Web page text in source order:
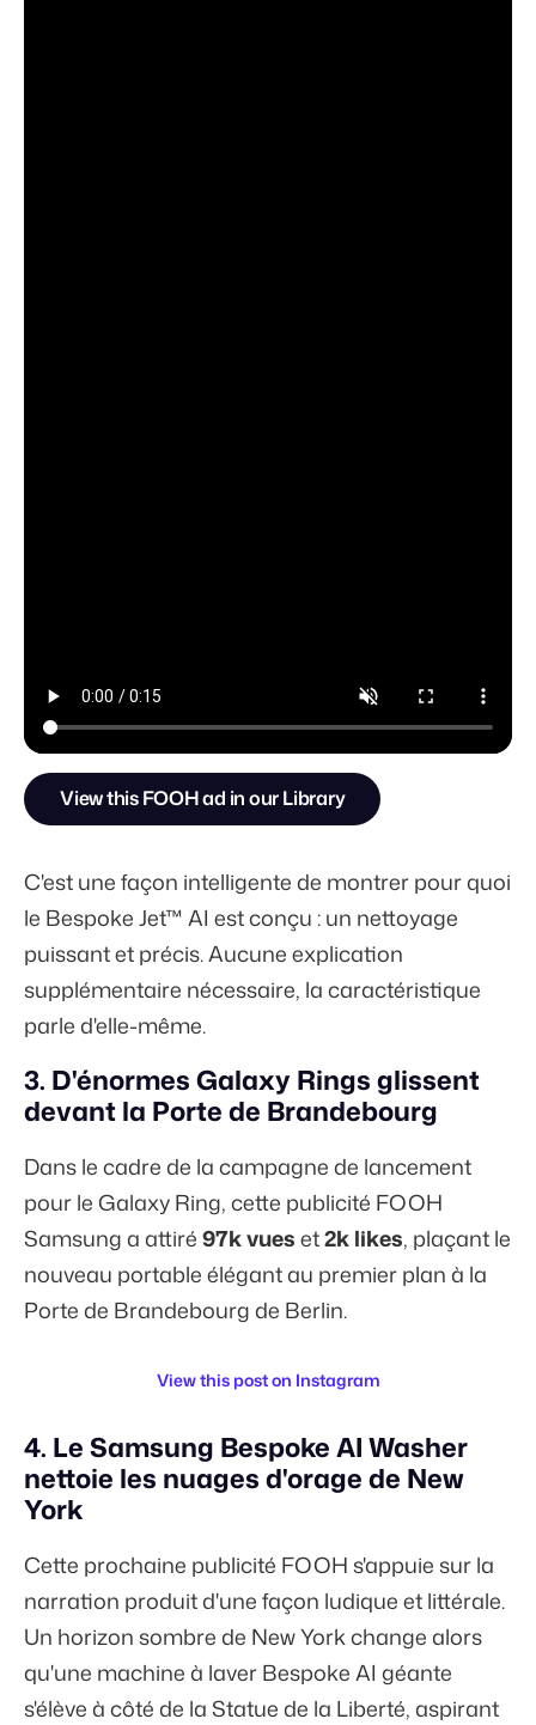
View this FOOH ad in our Library
C'est une façon intelligente de montrer pour quoi
le Bespoke Jet™ AI est conçu : un nettoyage
puissant et précis. Aucune explication
supplémentaire nécessaire, la caractéristique
parle d'elle-même.
3. D'énormes Galaxy Rings glissent
devant la Porte de Brandebourg
Dans le cadre de la campagne de lancement
pour le Galaxy Ring, cette publicité FOOH
Samsung a attiré97k vueset2k likes, plaçant le
nouveau portable élégant au premier plan à la
Porte de Brandebourg de Berlin.
View this post on Instagram
4. Le Samsung Bespoke AI Washer
nettoie les nuages d'orage de New
York
Cette prochaine publicité FOOH s'appuie sur la
narration produit d'une façon ludique et littérale.
Un horizon sombre de New York change alors
qu'une machine à laver Bespoke AI géante
s'élève à côté de la Statue de la Liberté, aspirant